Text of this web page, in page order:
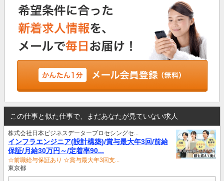
この仕事と似た仕事で、まだあなたが見ていない求人
株式会社日本ビジネスデータープロセシングセ...
インフラエンジニア(設計構築)/賞与最大年3回/前給
保証/月給30万円～/定着率90...
☆前職給与保証あり ☆賞与最大年3回支...
東京都